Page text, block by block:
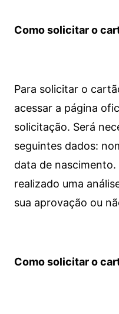
Como solicitar o
Para solicitar o
acessar a página
solicitação. Será
seguintes dados:
data de nascimento.
realizado uma
sua aprovação ou
Como solicitar o